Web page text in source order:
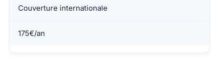
Couverture internationale
175€/an